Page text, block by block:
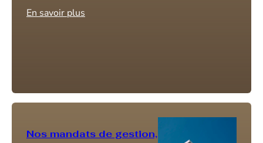
En savoir plus
Nos mandats de gestion,